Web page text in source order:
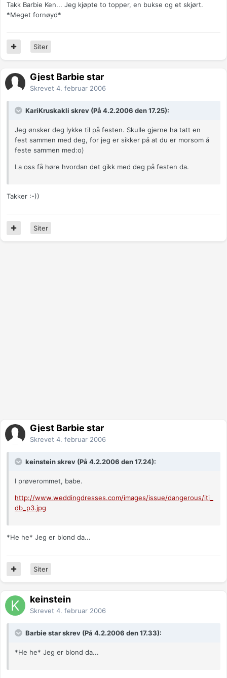
Takk Barbie Ken... Jeg kjøpte to topper, en bukse og et skjørt.
*Meget fornøyd*
Siter
Gjest Barbie star
Skrevet 4. februar 2006
KariKruskakli skrev (På 4.2.2006 den 17.25):
Jeg ønsker deg lykke til på festen. Skulle gjerne ha tatt en
fest sammen med deg, for jeg er sikker på at du er morsom å
feste sammen med:o)
La oss få høre hvordan det gikk med deg på festen da.
Takker :-))
Siter
Gjest Barbie star
Skrevet 4. februar 2006
keinstein skrev (På 4.2.2006 den 17.24):
I prøverommet, babe.
http://www.weddingdresses.com/images/issue/dangerous/iti_
db_p3.jpg
*He he* Jeg er blond da...
Siter
keinstein
Skrevet 4. februar 2006
Barbie star skrev (På 4.2.2006 den 17.33):
*He he* Jeg er blond da...